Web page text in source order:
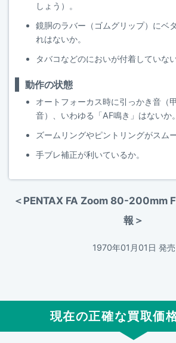
しょう）。
鏡胴のラバー（ゴムグリップ）にベ
れはないか。
タバコなどのにおいが付着していない
動作の状態
オートフォーカス時に引っかき音（
音）、いわゆる「AF鳴き」はないか。
ズームリングやピントリングがスム
手ブレ補正が利いているか。
＜PENTAX FA Zoom 80-200mm
報＞
1970年01月01日 発売
現在の正確な買取価